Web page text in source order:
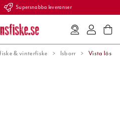
Supersnabba leveranser
& vinterfiske Isborr Vista lösa